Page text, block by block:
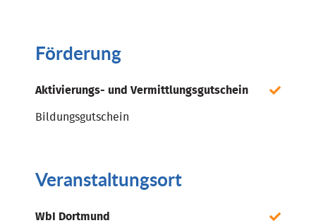
Förderung
Aktivierungs- und Vermittlungsgutschein
Bildungsgutschein
Veranstaltungsort
WbI Dortmund